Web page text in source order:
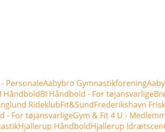
PersonaleAabybro Gymnastikforening
HåndboldBI Håndbold - For tøjansvarlige
RideklubFit&SundFrederikshavn
- For tøjansvarligeGym & Fit 4 U -
Hjallerup HåndboldHjallerup